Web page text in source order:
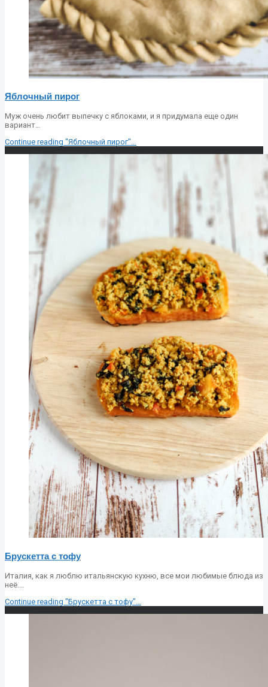
Яблочный пирог
Муж очень любит выпечку с яблоками, и я придумала еще один
вариант…
Continue reading "Яблочный пирог"…
Брускетта с тофу
Италия, как я люблю итальянскую кухню, все мои любимые блюда из
неё.…
Continue reading "Брускетта с тофу"